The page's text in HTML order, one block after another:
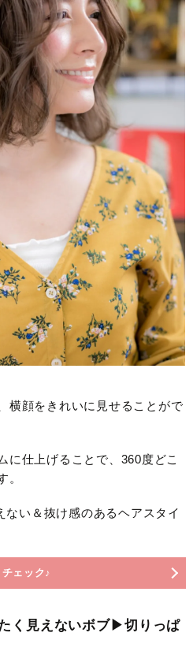
横顔をきれいに見せることがで
に仕上げることで、360度どこ
。
ない＆抜け感のあるヘアスタイ
ェック♪
く見えないボブ▶切りっぱ